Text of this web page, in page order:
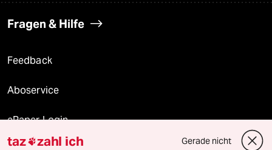
Fragen & Hilfe
Feedback
Aboservice
ePaper Login
taz zahl ich Gerade nicht